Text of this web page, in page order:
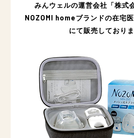
みんウェルの運営会社「株式
NOZOMI homeブランドの在宅
にて販売しておりま